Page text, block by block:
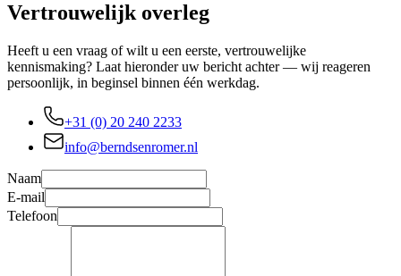
Vertrouwelijk overleg
Heeft u een vraag of wilt u een eerste, vertrouwelijke
kennismaking? Laat hieronder uw bericht achter — wij reageren
persoonlijk, in beginsel binnen één werkdag.
+31 (0) 20 240 2233
info@berndsenromer.nl
Naam
E-mail
Telefoon